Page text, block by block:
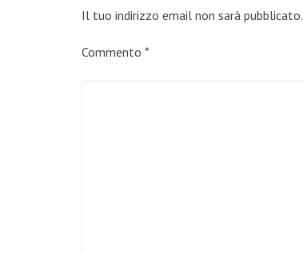
Il tuo indirizzo email non sarà pubblicato.
Commento *